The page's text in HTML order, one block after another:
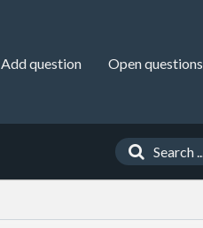
Add question Open questions